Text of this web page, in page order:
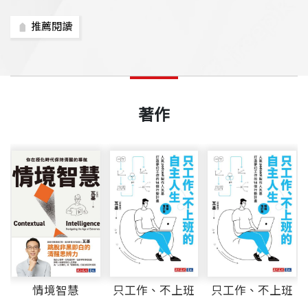
推薦閱讀
著作
情境智慧
只工作、不上班
只工作、不上班